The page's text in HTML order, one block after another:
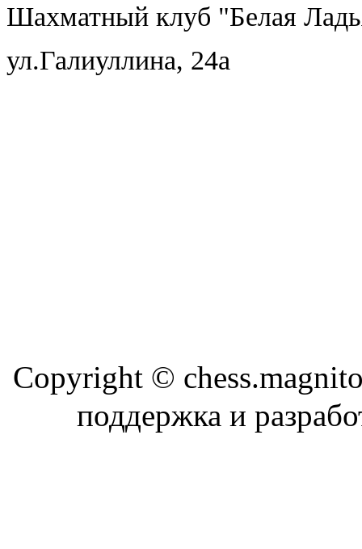
Шахматный клуб "Белая
ул.Галиуллина, 24а
Copyright ©
поддержка и